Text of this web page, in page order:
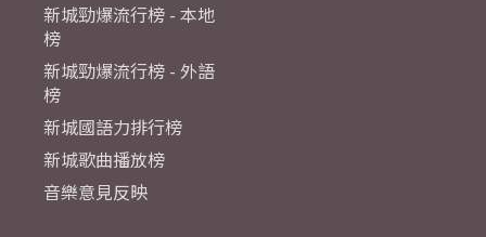
新城勁爆流行榜 - 本地
榜
新城勁爆流行榜 - 外語
榜
新城國語力排行榜
新城歌曲播放榜
音樂意見反映